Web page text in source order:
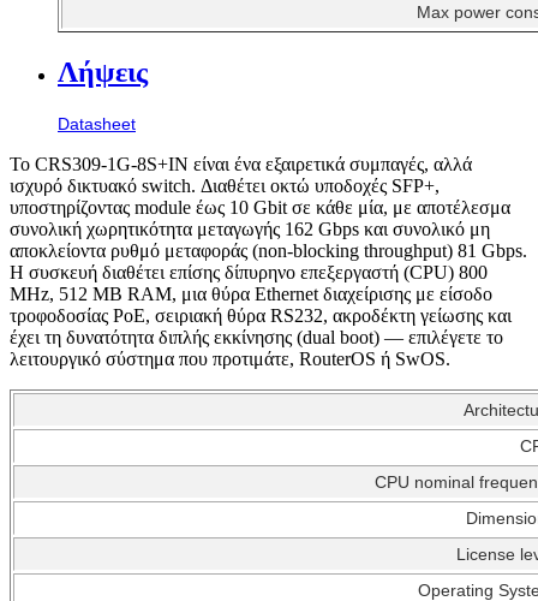
Max power
Λήψεις
Datasheet
Το CRS309-1G-8S+IN είναι ένα εξαιρετικά συμπαγές, αλλά
ισχυρό δικτυακό switch. Διαθέτει οκτώ υποδοχές SFP+,
υποστηρίζοντας module έως 10 Gbit σε κάθε μία, με αποτέλεσμα
συνολική χωρητικότητα μεταγωγής 162 Gbps και συνολικό μη
αποκλείοντα ρυθμό μεταφοράς (non-blocking throughput) 81 Gbps.
Η συσκευή διαθέτει επίσης δίπυρηνο επεξεργαστή (CPU) 800
MHz, 512 MB RAM, μια θύρα Ethernet διαχείρισης με είσοδο
τροφοδοσίας PoE, σειριακή θύρα RS232, ακροδέκτη γείωσης και
έχει τη δυνατότητα διπλής εκκίνησης (dual boot) — επιλέγετε το
λειτουργικό σύστημα που προτιμάτε, RouterOS ή SwOS.
CPU nominal
License
Operating